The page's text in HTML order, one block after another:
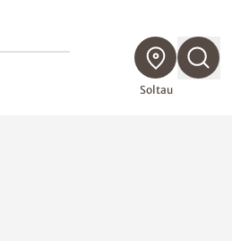
Soltau